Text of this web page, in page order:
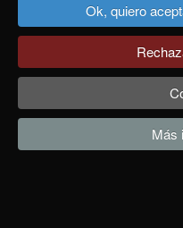
988 25 50 05
info (@)
Rúa Santo
Ok, quiero
Más